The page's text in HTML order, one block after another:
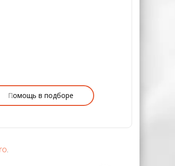
Помощь в подборе
.